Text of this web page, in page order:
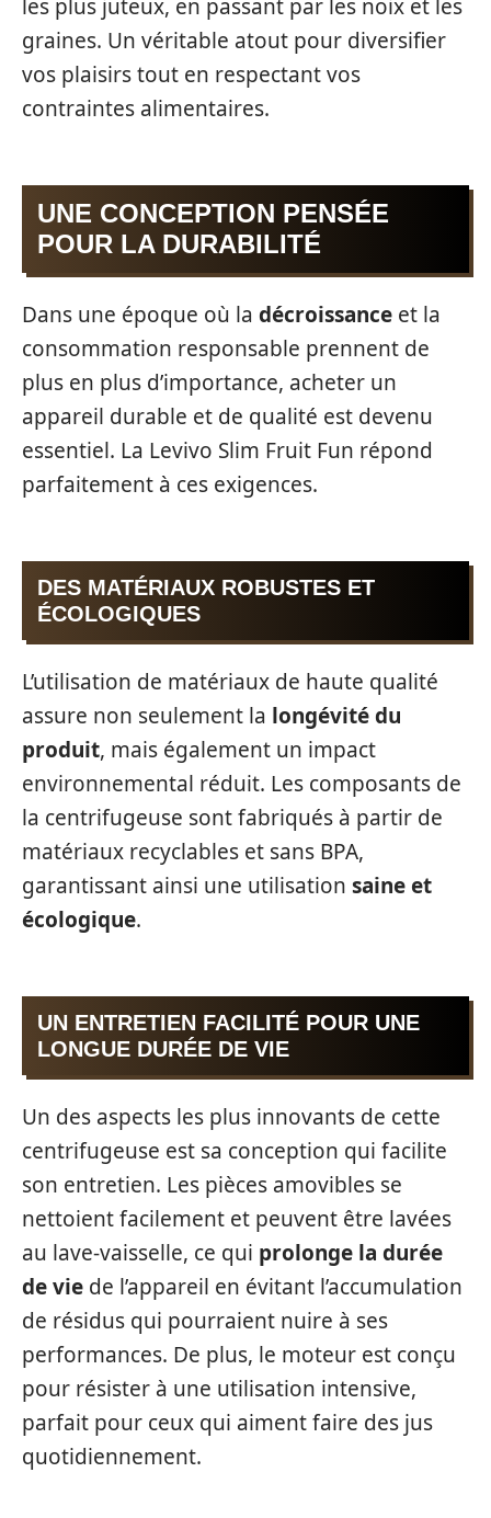
les plus juteux, en passant par les noix et les
graines. Un véritable atout pour diversifier
vos plaisirs tout en respectant vos
contraintes alimentaires.
UNE CONCEPTION PENSÉE
POUR LA DURABILITÉ
Dans une époque où la décroissance et la
consommation responsable prennent de
plus en plus d’importance, acheter un
appareil durable et de qualité est devenu
essentiel. La Levivo Slim Fruit Fun répond
parfaitement à ces exigences.
DES MATÉRIAUX ROBUSTES ET
ÉCOLOGIQUES
L’utilisation de matériaux de haute qualité
assure non seulement la longévité du
produit, mais également un impact
environnemental réduit. Les composants de
la centrifugeuse sont fabriqués à partir de
matériaux recyclables et sans BPA,
garantissant ainsi une utilisation saine et
écologique.
UN ENTRETIEN FACILITÉ POUR UNE
LONGUE DURÉE DE VIE
Un des aspects les plus innovants de cette
centrifugeuse est sa conception qui facilite
son entretien. Les pièces amovibles se
nettoient facilement et peuvent être lavées
au lave-vaisselle, ce qui prolonge la durée
de vie de l’appareil en évitant l’accumulation
de résidus qui pourraient nuire à ses
performances. De plus, le moteur est conçu
pour résister à une utilisation intensive,
parfait pour ceux qui aiment faire des jus
quotidiennement.